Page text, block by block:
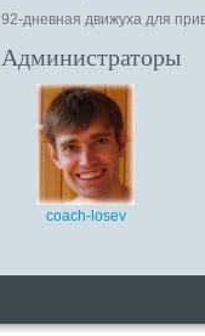
92-дневная движуха для
Администраторы
coach-losev